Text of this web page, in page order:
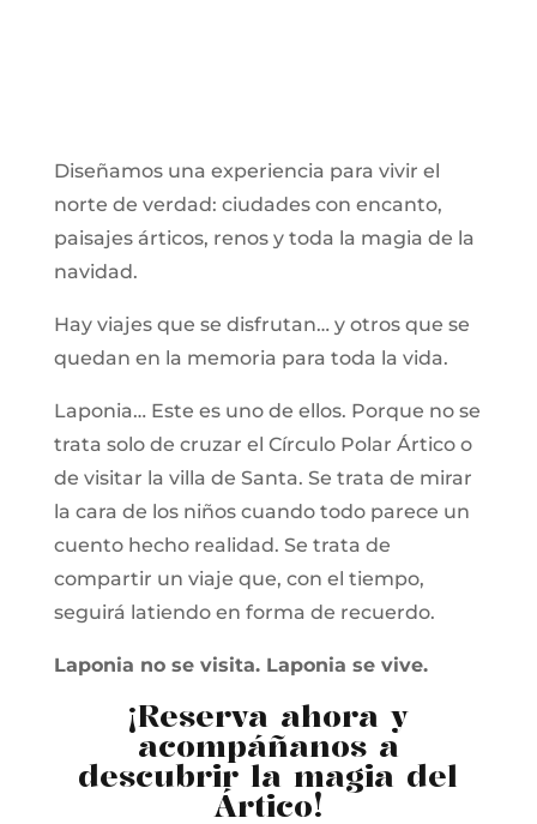
Diseñamos una experiencia para vivir el
norte de verdad: ciudades con encanto,
paisajes árticos, renos y toda la magia de la
navidad.
Hay viajes que se disfrutan… y otros que se
quedan en la memoria para toda la vida.
Laponia… Este es uno de ellos. Porque no se
trata solo de cruzar el Círculo Polar Ártico o
de visitar la villa de Santa. Se trata de mirar
la cara de los niños cuando todo parece un
cuento hecho realidad. Se trata de
compartir un viaje que, con el tiempo,
seguirá latiendo en forma de recuerdo.
Laponia no se visita. Laponia se vive.
¡Reserva ahora y
acompáñanos a
descubrir la magia del
Ártico!